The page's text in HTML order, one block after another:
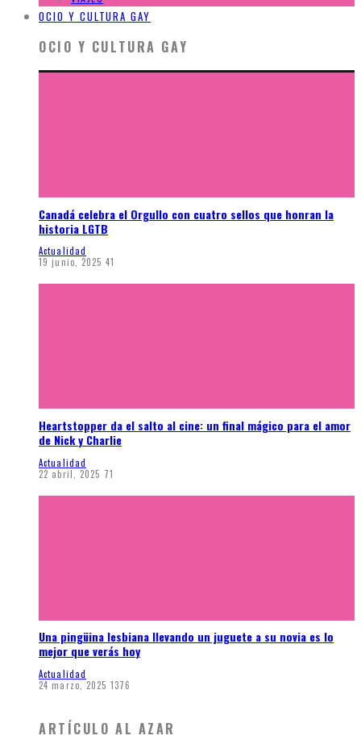
OCIO Y CULTURA GAY
OCIO Y CULTURA GAY
Canadá celebra el Orgullo con cuatro sellos que honran la
historia LGTB
Actualidad
19 junio, 2025 41
Heartstopper da el salto al cine: un final mágico para el amor
de Nick y Charlie
Actualidad
22 abril, 2025 71
Una pingüina lesbiana llevando un juguete a su novia es lo
mejor que verás hoy
Actualidad
24 marzo, 2025 1376
ARTÍCULO AL AZAR